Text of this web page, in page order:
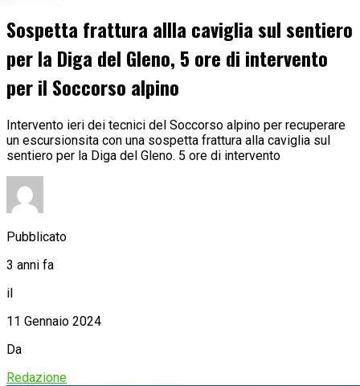
Sospetta frattura allla caviglia sul sentiero
per la Diga del Gleno, 5 ore di intervento
per il Soccorso alpino
Intervento ieri dei tecnici del Soccorso alpino per recuperare
un escursionsita con una sospetta frattura alla caviglia sul
sentiero per la Diga del Gleno. 5 ore di intervento
Pubblicato
3 anni fa
il
11 Gennaio 2024
Da
Redazione